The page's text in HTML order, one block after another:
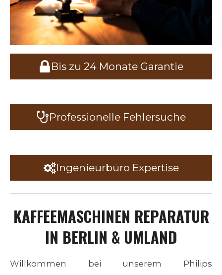
Bis zu 24 Monate Garantie
Professionelle Fehlersuche
Ingenieurbüro Expertise
KAFFEEMASCHINEN REPARATUR
IN BERLIN & UMLAND
Willkommen bei unserem Philips